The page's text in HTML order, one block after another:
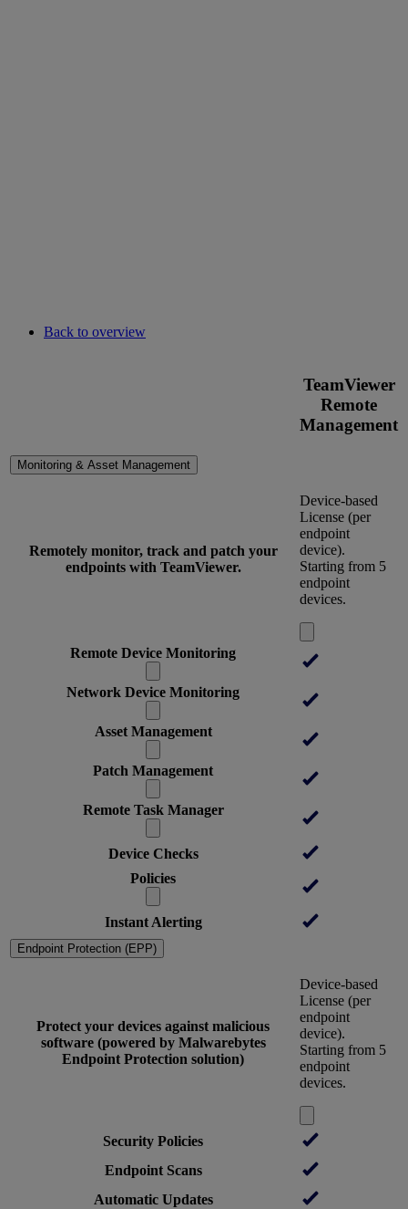
Back to overview
TeamViewer
Remote
Management
Monitoring & Asset Management
Remotely monitor, track and patch your
endpoints with TeamViewer.
Device-based
License (per
endpoint
device).
Starting from 5
endpoint
devices.
Remote Device Monitoring
Network Device Monitoring
Asset Management
Patch Management
Remote Task Manager
Device Checks
Policies
Instant Alerting
Endpoint Protection (EPP)
Protect your devices against malicious
software (powered by Malwarebytes
Endpoint Protection solution)
Device-based
License (per
endpoint
device).
Starting from 5
endpoint
devices.
Security Policies
Endpoint Scans
Automatic Updates